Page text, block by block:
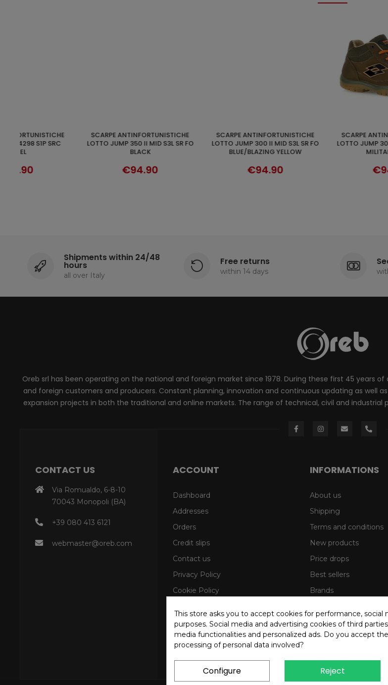
DISCOVER
SCARPE ANTINFORTUNISTICHE
LOTTO FIRST 700 S1PL SR BLACK
SELECT OPTIONS
SCARPE ANTINFORTUNISTICHE
LOTTO JUMP 500 Q8515 S1P SRC
NIGHT OLIVE/ORANGE
DISCOVER
SCARPE ANTINFORTUNISTICHE
LOTTO JUMP 550 II S1P SR FO
BLUE/VIBRANT ORANGE
Shipments within 24/48
hours
all over Italy
Free returns
within 14 days
Oreb srl has been operating on the national and foreign market since 1978. During these first 45 years
and foreign customers and producers. Constant planning, innovation and continuous updating as well
expansion projects in both the traditional and online markets. The range of technical, civil and
CONTACT US
Via Romualdo, 6-8-10
70043 Monopoli (BA)
+39 080 413 6121
webmaster@oreb.com
ACCOUNT
Dashboard
Addresses
Orders
Credit slips
Contact us
Privacy Policy
Cookie Policy
INFORMATIONS
About us
Shipping
Terms and conditions
New products
Price drops
Best sellers
Brands
This store asks you to accept cookies for performance, social
purposes. Social media and advertising cookies of third
media functionalities and personalized ads. Do you accept
processing of personal data involved?
Configure Reject